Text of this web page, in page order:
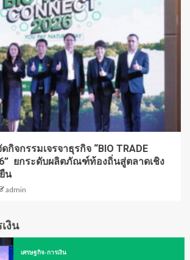
กิจกรรมเจรจาธุรกิจ “BIO TRADE
ยกระดับผลิตภัณฑ์ท้องถิ่นสู่ตลาดเชิง
น
admin
งิน
เศรษฐกิจ-การเงิน